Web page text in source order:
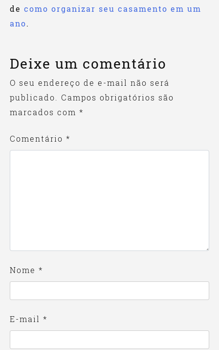
de como organizar seu casamento em um
ano.
Deixe um comentário
O seu endereço de e-mail não será
publicado.
Campos obrigatórios são
marcados com *
Comentário *
Nome *
E-mail *